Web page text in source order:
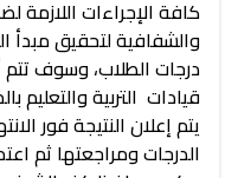
كافة الإجراءات
والشفافية لتحقيق مبدأ
درجات الطلاب، وسوف
قيادات التربية
يتم إعلان النتيجة فور
الدرجات ومراجعتها ثم